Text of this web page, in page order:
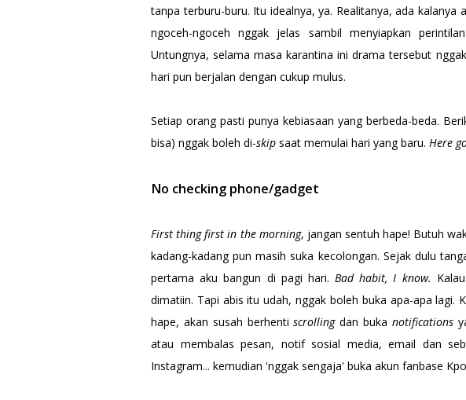
tanpa terburu-buru. Itu idealnya, ya. Realitanya, ada kalanya
ngoceh-ngoceh nggak jelas sambil menyiapkan
Untungnya, selama masa karantina ini drama tersebut
hari pun berjalan dengan cukup mulus.
Setiap orang pasti punya kebiasaan yang berbeda-beda.
bisa) nggak boleh di-skip saat memulai hari yang baru. Here
No checking phone/gadget
First thing first in the morning, jangan sentuh hape! Butuh
kadang-kadang pun masih suka kecolongan. Sejak dulu
pertama aku bangun di pagi hari.Bad habit, I know.
dimatiin. Tapi abis itu udah, nggak boleh buka apa-apa lagi.
hape, akan susah berhentiscrollingdan buka notifications
atau membalas pesan, notif sosial media, email dan
Instagram... kemudian 'nggak sengaja' buka akun fanbase